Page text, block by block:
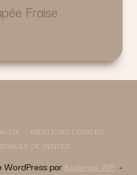
Fraise
MENTIONS LÉGALES
DE VENTES
par Kadence WP-